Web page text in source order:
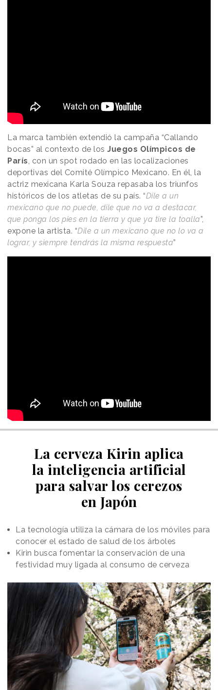
La marca también extendió la campaña “Callando
bocas” al contexto de los Juegos Olímpicos de
París, con un spot rodado en las localizaciones
deportivas del Comité Olímpico Mexicano. En él, la
actriz mexicana Karla Souza repasaba los triunfos
históricos de los atletas de su país. “Dile a un
mexicano que no puede, dile que no va a destacar,
que ponga los pies en la tierra y que ya tire la toalla”,
expone la artista. “Dile a un mexicano que no lo va a
lograr, y siempre tendrás la misma respuesta”
La cerveza Kirin aplica
la inteligencia artificial
para salvar los cerezos
en Japón
La tecnología utiliza la cámara de los móviles para
conocer el estado de salud de los árboles
Kirin busca fomentar la conservación de una
festividad muy ligada al consumo de cerveza